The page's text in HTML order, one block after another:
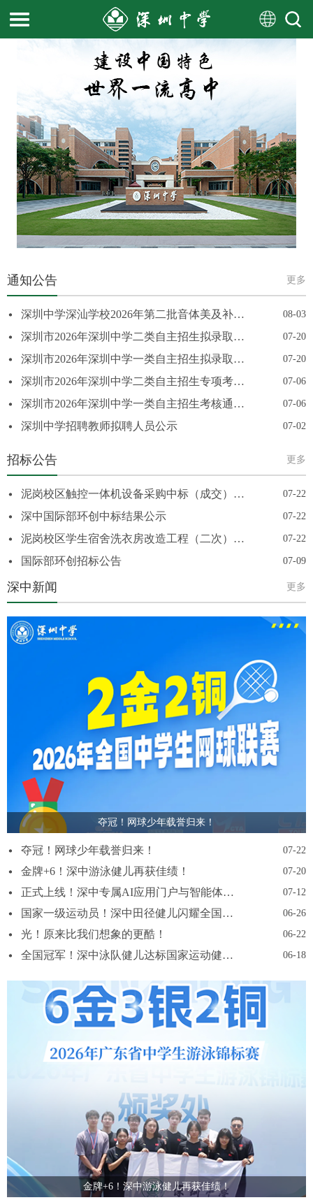
通知公告 更多
深圳中学深汕学校2026年第二批音体美及补充岗位人才引进考核公告 08-03
深圳市2026年深圳中学二类自主招生拟录取名单公示 07-20
深圳市2026年深圳中学一类自主招生拟录取名单公示 07-20
深圳市2026年深圳中学二类自主招生专项考核合格名单及专业合格分数线公示 07-06
深圳市2026年深圳中学一类自主招生考核通过名单公示 07-06
深圳中学招聘教师拟聘人员公示 07-02
招标公告 更多
泥岗校区触控一体机设备采购中标（成交）结果公告 07-22
深中国际部环创中标结果公示 07-22
泥岗校区学生宿舍洗衣房改造工程（二次）中标公告 07-22
国际部环创招标公告 07-09
深中新闻 更多
夺冠！网球少年载誉归来！
夺冠！网球少年载誉归来！ 07-22
金牌+6！深中游泳健儿再获佳绩！ 07-20
正式上线！深中专属AI应用门户与智能体开发平台全国首发！ 07-12
国家一级运动员！深中田径健儿闪耀全国赛场 06-26
光！原来比我们想象的更酷！ 06-22
全国冠军！深中泳队健儿达标国家运动健将！ 06-18
金牌+6！深中游泳健儿再获佳绩！